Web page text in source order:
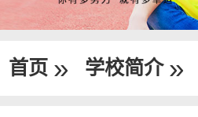
首页 » 学校简介 »